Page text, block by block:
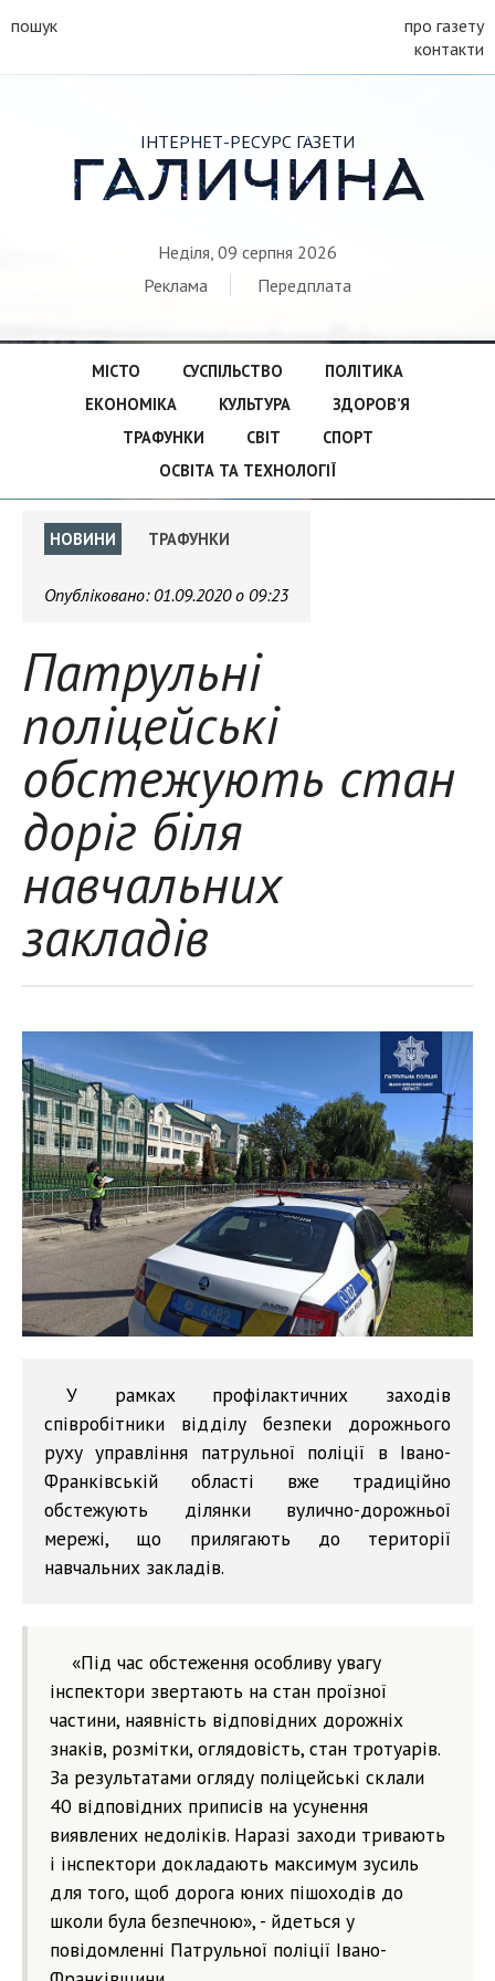
пошук
про газету
контакти
ІНТЕРНЕТ-РЕСУРС ГАЗЕТИ
ГАЛИЧИНА
Неділя, 09 серпня 2026
Реклама
Передплата
МІСТО СУСПІЛЬСТВО
ПОЛІТИКА
ЕКОНОМІКА
КУЛЬТУРА
ЗДОРОВ’Я
ТРАФУНКИ
СВІТ
СПОРТ
ОСВІТА ТА ТЕХНОЛОГІЇ
НОВИНИ ТРАФУНКИ
Опубліковано: 01.09.2020 о 09:23
Патрульні
поліцейські
обстежують стан
доріг біля
навчальних
закладів
У рамках профілактичних заходів
співробітники відділу безпеки дорожнього
руху управління патрульної поліції в Івано-
Франківській області вже традиційно
обстежують ділянки вулично-дорожньої
мережі, що прилягають до території
навчальних закладів.
«Під час обстеження особливу увагу
інспектори звертають на стан проїзної
частини, наявність відповідних дорожніх
знаків, розмітки, оглядовість, стан тротуарів.
За результатами огляду поліцейські склали
40 відповідних приписів на усунення
виявлених недоліків. Наразі заходи тривають
і інспектори докладають максимум зусиль
для того, щоб дорога юних пішоходів до
школи була безпечною», - йдеться у
повідомленні Патрульної поліції Івано-